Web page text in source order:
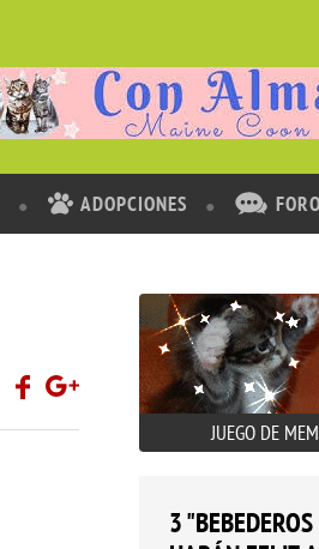
ADOPCIONES FORO
JUEGO DE
3